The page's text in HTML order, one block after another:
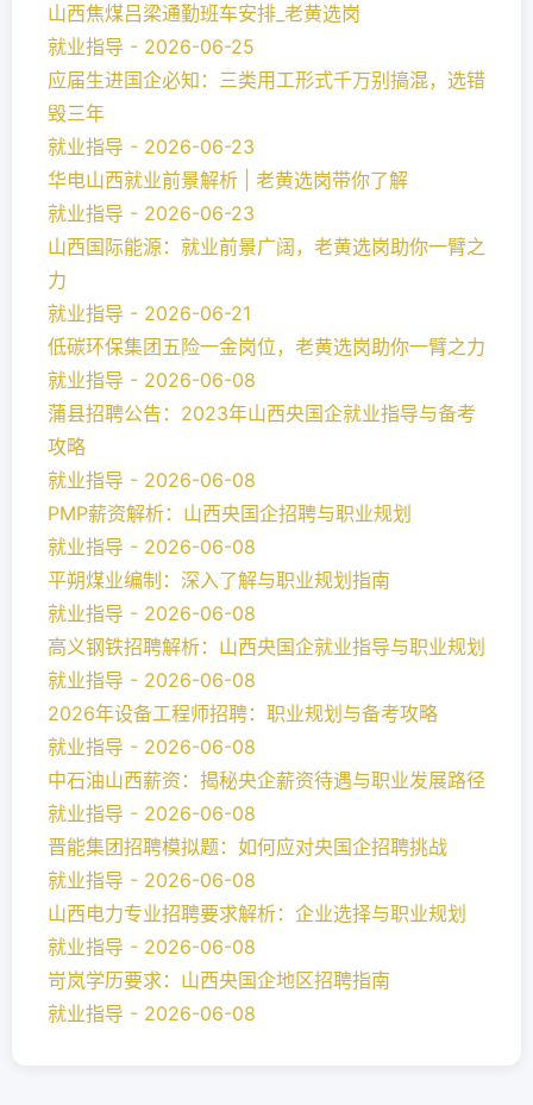
山西焦煤吕梁通勤班车安排_老黄选岗
就业指导 - 2026-06-25
应届生进国企必知：三类用工形式千万别搞混，选错
毁三年
就业指导 - 2026-06-23
华电山西就业前景解析 | 老黄选岗带你了解
就业指导 - 2026-06-23
山西国际能源：就业前景广阔，老黄选岗助你一臂之
力
就业指导 - 2026-06-21
低碳环保集团五险一金岗位，老黄选岗助你一臂之力
就业指导 - 2026-06-08
蒲县招聘公告：2023年山西央国企就业指导与备考
攻略
就业指导 - 2026-06-08
PMP薪资解析：山西央国企招聘与职业规划
就业指导 - 2026-06-08
平朔煤业编制：深入了解与职业规划指南
就业指导 - 2026-06-08
高义钢铁招聘解析：山西央国企就业指导与职业规划
就业指导 - 2026-06-08
2026年设备工程师招聘：职业规划与备考攻略
就业指导 - 2026-06-08
中石油山西薪资：揭秘央企薪资待遇与职业发展路径
就业指导 - 2026-06-08
晋能集团招聘模拟题：如何应对央国企招聘挑战
就业指导 - 2026-06-08
山西电力专业招聘要求解析：企业选择与职业规划
就业指导 - 2026-06-08
岢岚学历要求：山西央国企地区招聘指南
就业指导 - 2026-06-08